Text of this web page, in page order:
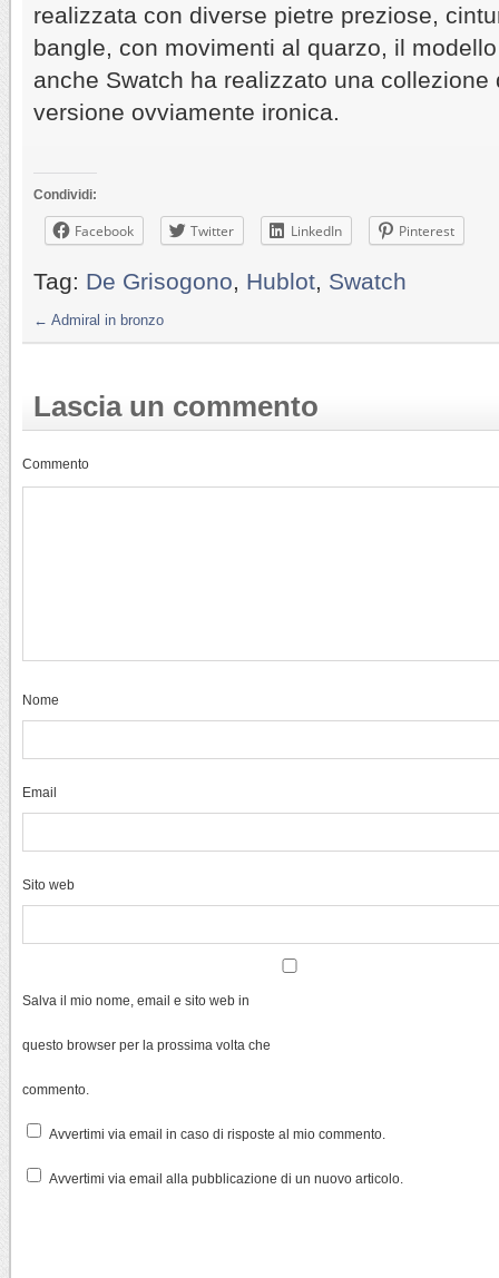
realizzata con diverse pietre preziose,
bangle, con movimenti al quarzo, il
anche Swatch ha realizzato una
versione ovviamente ironica.
Condividi:
Facebook Twitter LinkedIn Pinterest
Tag: De Grisogono Hublot Swatch
← Admiral in bronzo
Lascia un commento
Commento
Nome
Email
Sito web
Salva il mio nome, email e sito web in
questo browser per la prossima volta che
commento.
Avvertimi via email in caso di risposte al mio commento.
Avvertimi via email alla pubblicazione di un nuovo articolo.